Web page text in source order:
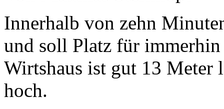
Innerhalb von zehn
und soll Platz für
Wirtshaus ist gut 13 Meter
hoch.